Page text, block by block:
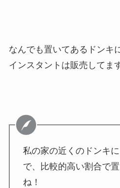
なんでも置いてあるドンキ
インスタントは販売してま
私の家の近くのドンキ
で、比較的高い割合で
ね！